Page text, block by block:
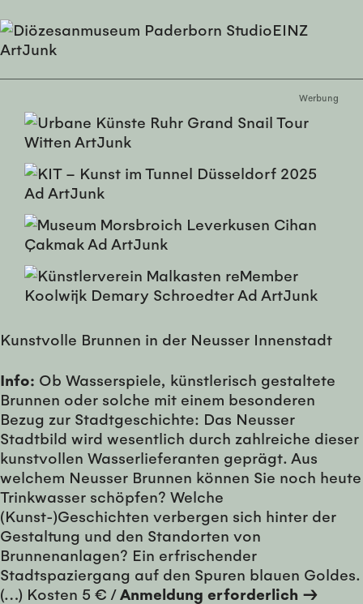
Werbung
Kunstvolle Brunnen in der Neusser Innenstadt
Info: Ob Wasserspiele, künstlerisch gestaltete
Brunnen oder solche mit einem besonderen
Bezug zur Stadtgeschichte: Das Neusser
Stadtbild wird wesentlich durch zahlreiche dieser
kunstvollen Wasserlieferanten geprägt. Aus
welchem Neusser Brunnen können Sie noch heute
Trinkwasser schöpfen? Welche
(Kunst-)Geschichten verbergen sich hinter der
Gestaltung und den Standorten von
Brunnenanlagen? Ein erfrischender
Stadtspaziergang auf den Spuren blauen Goldes.
(…) Kosten 5 € / Anmeldung erforderlich →